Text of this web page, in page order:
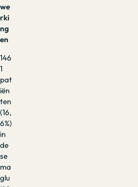
we
rki
ng
en
146
1
pat
iën
ten
(16,
6%)
in
de
se
ma
glu